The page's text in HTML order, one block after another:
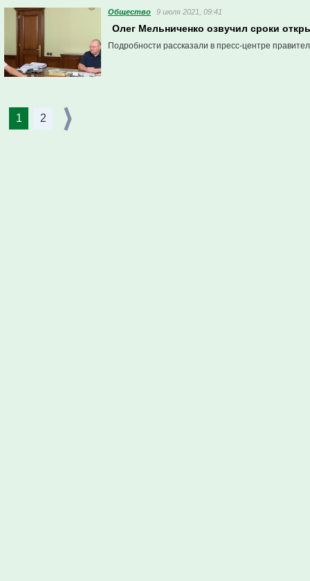
Общество 9 июля 2021, 09:41
Олег Мельниченко озвучил сроки
Подробности рассказали в пресс-центре
1 2